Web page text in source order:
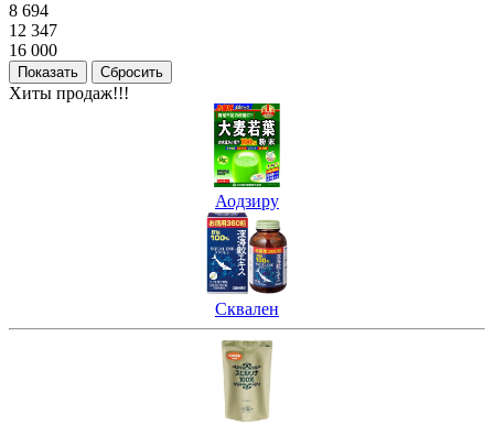
8 694
12 347
16 000
Хиты продаж!!!
Аодзиру
Сквален